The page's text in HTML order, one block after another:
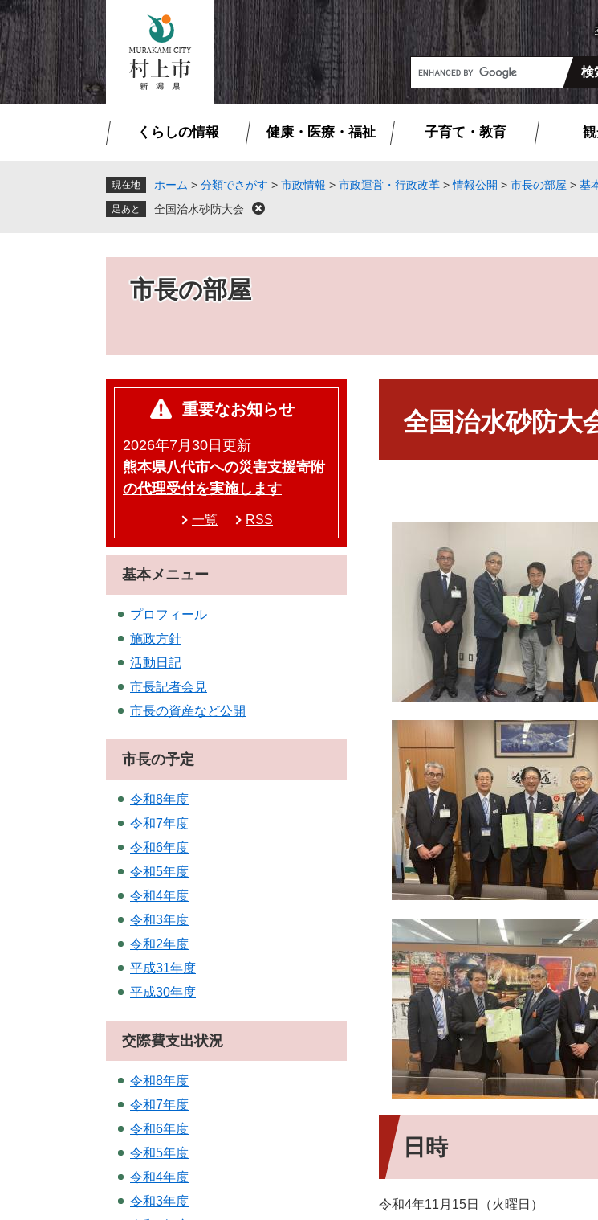
ペ
ー
ジ
の
先
頭
メ
ニ
ュ
ー
を
飛
G
o
o
カ
検
くらしの情報 健康・医療・福祉 子育て・教育
現在地 ホーム > 分類でさがす > 市政情報 > 市政運営・行政改革 >情報公開 > 市長の部屋 > 基
全国治水砂防大会
閉
市長の部屋
全国治水砂防大
日時
令和4年11月15日（火曜日）
重要なお知らせ
2026年7月30日更新
熊本県八代市への災害支援寄附
の代理受付を実施します
一覧 RSS
基本メニュー
プロフィール
施政方針
活動日記
市長記者会見
市長の資産など公開
市長の予定
令和8年度
令和7年度
令和6年度
令和5年度
令和4年度
令和3年度
令和2年度
平成31年度
平成30年度
交際費支出状況
令和8年度
令和7年度
令和6年度
令和5年度
令和4年度
令和3年度